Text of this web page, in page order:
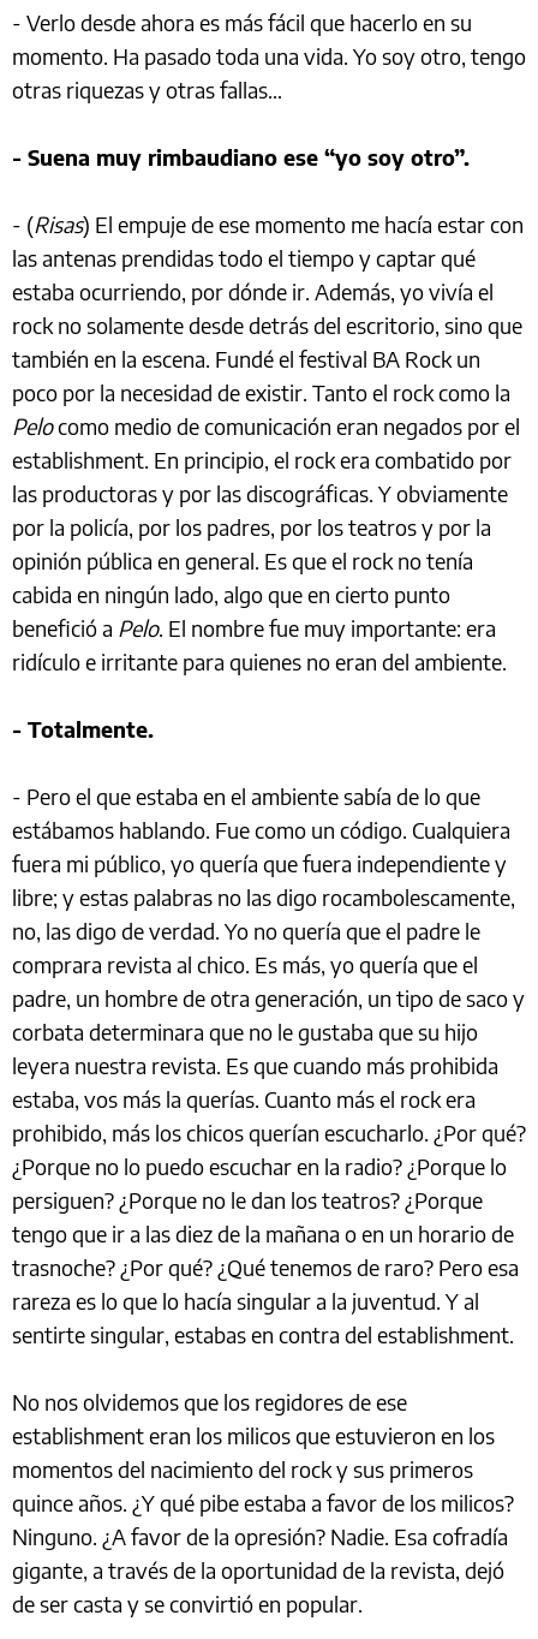
- Verlo desde ahora es más fácil que hacerlo en su
momento. Ha pasado toda una vida. Yo soy otro, tengo
otras riquezas y otras fallas…
- Suena muy rimbaudiano ese “yo soy otro”.
- (Risas) El empuje de ese momento me hacía estar con
las antenas prendidas todo el tiempo y captar qué
estaba ocurriendo, por dónde ir. Además, yo vivía el
rock no solamente desde detrás del escritorio, sino que
también en la escena. Fundé el festival BA Rock un
poco por la necesidad de existir. Tanto el rock como la
Pelocomo medio de comunicación eran negados por el
establishment. En principio, el rock era combatido por
las productoras y por las discográficas. Y obviamente
por la policía, por los padres, por los teatros y por la
opinión pública en general. Es que el rock no tenía
cabida en ningún lado, algo que en cierto punto
benefició a Pelo. El nombre fue muy importante: era
ridículo e irritante para quienes no eran del ambiente.
- Totalmente.
- Pero el que estaba en el ambiente sabía de lo que
estábamos hablando. Fue como un código. Cualquiera
fuera mi público, yo quería que fuera independiente y
libre; y estas palabras no las digo rocambolescamente,
no, las digo de verdad. Yo no quería que el padre le
comprara revista al chico. Es más, yo quería que el
padre, un hombre de otra generación, un tipo de saco y
corbata determinara que no le gustaba que su hijo
leyera nuestra revista. Es que cuando más prohibida
estaba, vos más la querías. Cuanto más el rock era
prohibido, más los chicos querían escucharlo. ¿Por qué?
¿Porque no lo puedo escuchar en la radio? ¿Porque lo
persiguen? ¿Porque no le dan los teatros? ¿Porque
tengo que ir a las diez de la mañana o en un horario de
trasnoche? ¿Por qué? ¿Qué tenemos de raro? Pero esa
rareza es lo que lo hacía singular a la juventud. Y al
sentirte singular, estabas en contra del establishment.
No nos olvidemos que los regidores de ese
establishment eran los milicos que estuvieron en los
momentos del nacimiento del rock y sus primeros
quince años. ¿Y qué pibe estaba a favor de los milicos?
Ninguno. ¿A favor de la opresión? Nadie. Esa cofradía
gigante, a través de la oportunidad de la revista, dejó
de ser casta y se convirtió en popular.